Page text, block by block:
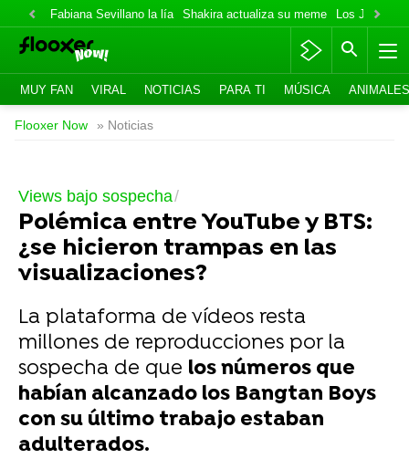
Fabiana Sevillano la lía Shakira actualiza su meme Los Jonas
MUY FAN VIRAL NOTICIAS PARA TI MÚSICA ANIMALES
Flooxer Now » Noticias
Views bajo sospecha
Polémica entre YouTube y BTS:
¿se hicieron trampas en las
visualizaciones?
La plataforma de vídeos resta
millones de reproducciones por la
sospecha de que los números que
habían alcanzado los Bangtan Boys
con su último trabajo estaban
adulterados.